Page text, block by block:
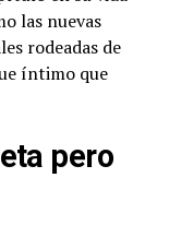
las nuevas
rodeadas de
íntimo que
pero